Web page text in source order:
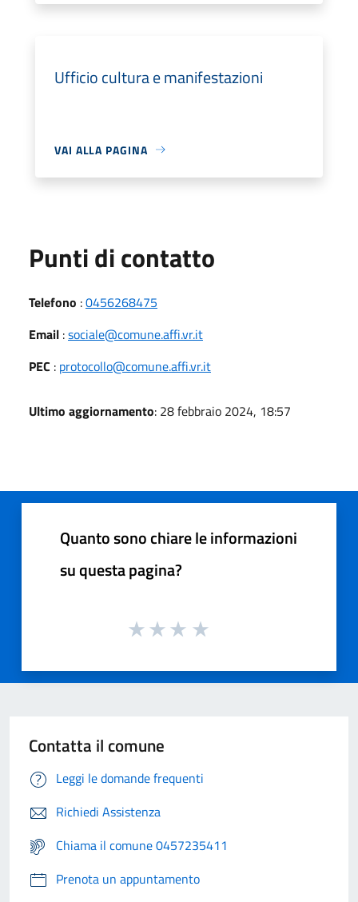
Ufficio cultura e manifestazioni
VAI ALLA PAGINA
Punti di contatto
Telefono :0456268475
Email :sociale@comune.affi.vr.it
PEC : protocollo@comune.affi.vr.it
Ultimo aggiornamento: 28 febbraio 2024, 18:57
Quanto sono chiare le informazioni
su questa pagina?
Contatta il comune
Leggi le domande frequenti
Richiedi Assistenza
Chiama il comune 0457235411
Prenota un appuntamento